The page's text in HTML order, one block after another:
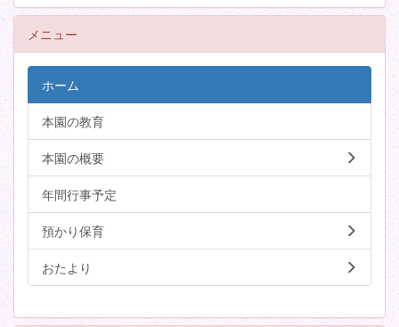
メニュー
ホーム
本園の教育
本園の概要
年間行事予定
預かり保育
おたより